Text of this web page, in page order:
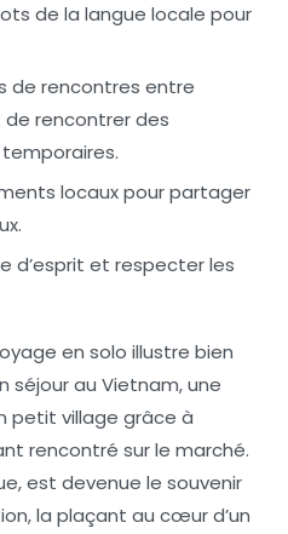
de la langue locale pour
de rencontres entre
rencontrer des
locauxpour partager
d’esprit et respecter les
en solo illustre bien
séjour au Vietnam, une
petit village grâce à
rencontré sur le marché.
est devenue le souvenir
la plaçant au cœur d’un